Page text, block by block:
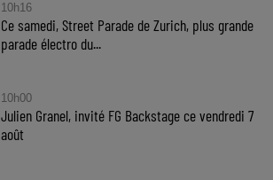
10h16
Ce samedi, Street Parade de Zurich, plus grande
parade électro du...
10h00
Julien Granel, invité FG Backstage ce vendredi 7
août